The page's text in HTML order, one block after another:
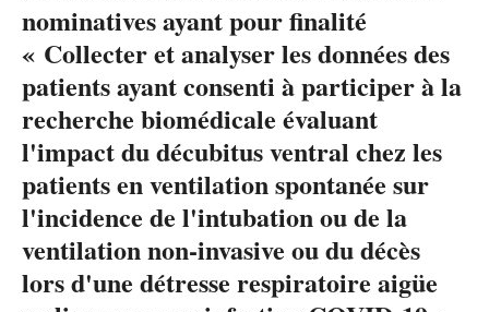
nominatives ayant pour finalité
« Collecter et analyser les données des
patients ayant consenti à participer à la
recherche biomédicale évaluant
l'impact du décubitus ventral chez les
patients en ventilation spontanée sur
l'incidence de l'intubation ou de la
ventilation non-invasive ou du décès
lors d'une détresse respiratoire aigüe